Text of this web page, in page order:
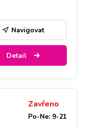
Navigovat
Detail
Zavřeno
Po-Ne: 9-21